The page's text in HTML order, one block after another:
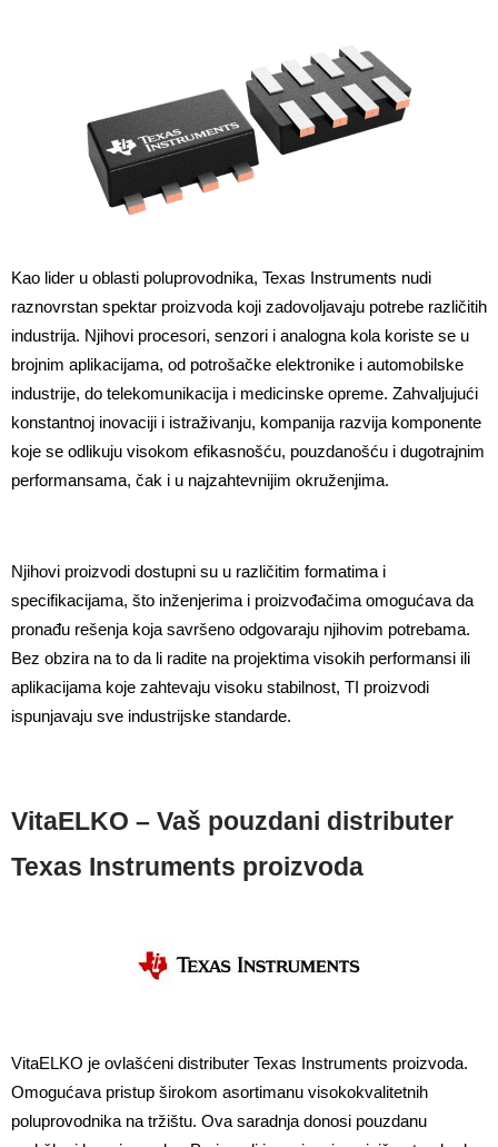
Kao lider u oblasti poluprovodnika, Texas Instruments nudi
raznovrstan spektar proizvoda koji zadovoljavaju potrebe različitih
industrija. Njihovi procesori, senzori i analogna kola koriste se u
brojnim aplikacijama, od potrošačke elektronike i automobilske
industrije, do telekomunikacija i medicinske opreme. Zahvaljujući
konstantnoj inovaciji i istraživanju, kompanija razvija komponente
koje se odlikuju visokom efikasnošću, pouzdanošću i dugotrajnim
performansama, čak i u najzahtevnijim okruženjima.
Njihovi proizvodi dostupni su u različitim formatima i
specifikacijama, što inženjerima i proizvođačima omogućava da
pronađu rešenja koja savršeno odgovaraju njihovim potrebama.
Bez obzira na to da li radite na projektima visokih performansi ili
aplikacijama koje zahtevaju visoku stabilnost, TI proizvodi
ispunjavaju sve industrijske standarde.
VitaELKO – Vaš pouzdani distributer
Texas Instruments proizvoda
VitaELKO je ovlašćeni distributer Texas Instruments proizvoda.
Omogućava pristup širokom asortimanu visokokvalitetnih
poluprovodnika na tržištu. Ova saradnja donosi pouzdanu